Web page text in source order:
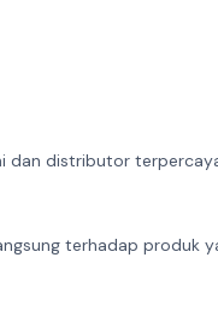
dan distributor
terhadap produk